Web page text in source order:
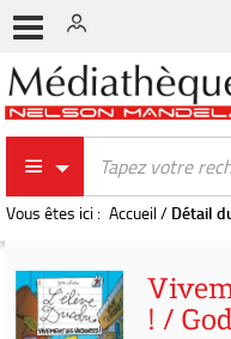
Vous êtes ici : Accueil/ Détail
! /